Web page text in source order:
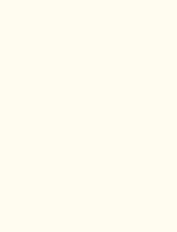
うございました。
けた事、私共も大変